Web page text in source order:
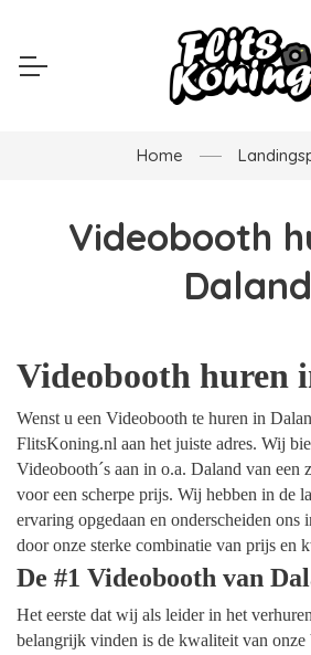
Home
Videobooth
Daland
Videobooth huren
Wenst u een Videobooth te huren in
FlitsKoning.nl aan het juiste adres. Wij
Videobooth´s aan in o.a. Daland van een
voor een scherpe prijs. Wij hebben in de
ervaring opgedaan en onderscheiden ons
door onze sterke combinatie van prijs en
De #1 Videobooth van
Het eerste dat wij als leider in het
belangrijk vinden is de kwaliteit van onze